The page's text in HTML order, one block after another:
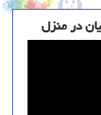
در منزل